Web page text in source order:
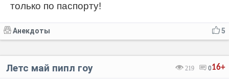
только по паспорту!
5
Анекдоты
16+
219 0
Летс май пипл гоу